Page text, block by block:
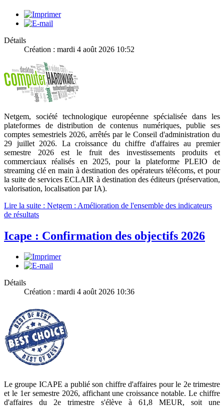
Détails
Création : mardi 4 août 2026 10:52
Netgem, société technologique européenne spécialisée dans les
plateformes de distribution de contenus numériques, publie ses
comptes semestriels 2026, arrêtés par le Conseil d'administration du
29 juillet 2026. La croissance du chiffre d'affaires au premier
semestre 2026 est le fruit des investissements produits et
commerciaux réalisés en 2025, pour la plateforme PLEIO de
streaming clé en main à destination des opérateurs télécoms, et pour
la suite de services ECLAIR à destination des éditeurs (préservation,
valorisation, localisation par IA).
Lire la suite : Netgem : Amélioration de l'ensemble des indicateurs
de résultats
Icape : Confirmation des objectifs 2026
Détails
Création : mardi 4 août 2026 10:36
Le groupe ICAPE a publié son chiffre d'affaires pour le 2e trimestre
et le 1er semestre 2026, affichant une croissance notable. Le chiffre
d'affaires du 2e trimestre s'élève à 61,8 MEUR, soit une